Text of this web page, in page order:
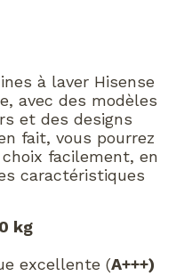
à laver Hisense
avec des modèles
et des designs
fait, vous pourrez
facilement, en
caractéristiques
kg
excellente (A+++)